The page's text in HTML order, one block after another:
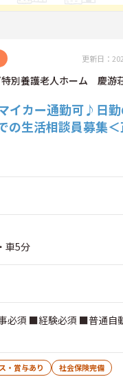
更新日：
別養護老人ホーム 慶游
イカー通勤可♪日勤
の生活相談員募集＜
車5分
必須 ■経験必須 ■普通自
・賞与あり
社会保険完備